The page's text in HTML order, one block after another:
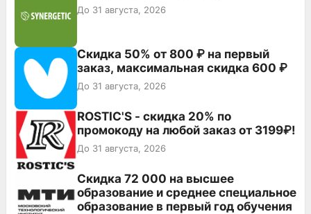
До 31 августа, 2026
Скидка 50% от 800 ₽ на первый
заказ, максимальная скидка 600 ₽
До 31 августа, 2026
ROSTIC'S - скидка 20% по
промокоду на любой заказ от 3199₽!
До 31 августа, 2026
Скидка 72 000 на высшее
образование и среднее специальное
образование в первый год обучения